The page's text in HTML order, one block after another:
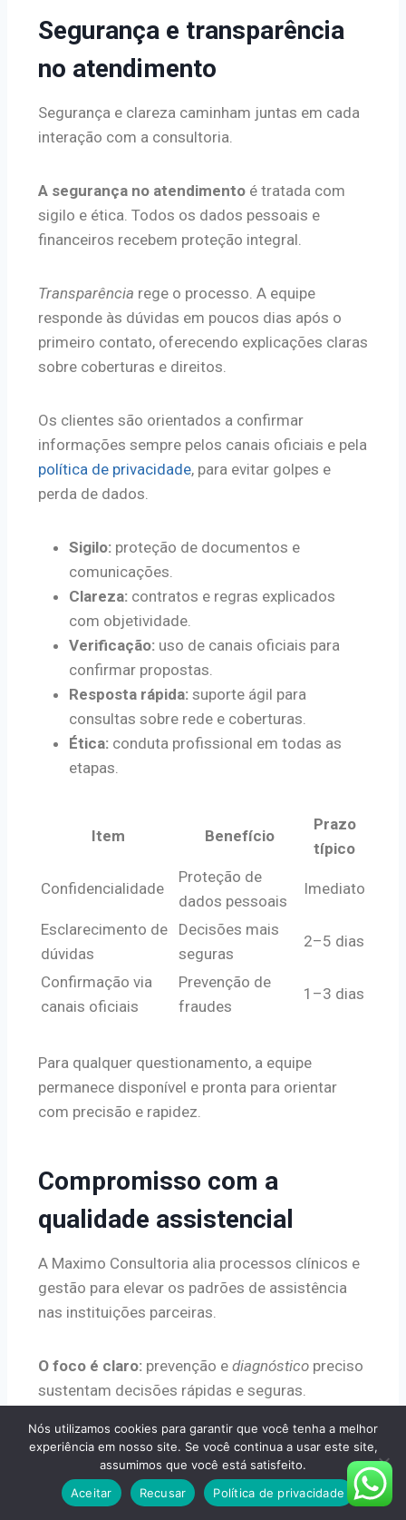
Segurança e transparência
no atendimento
Segurança e clareza caminham juntas em cada
interação com a consultoria.
A segurança no atendimento é tratada com
sigilo e ética. Todos os dados pessoais e
financeiros recebem proteção integral.
Transparência rege o processo. A equipe
responde às dúvidas em poucos dias após o
primeiro contato, oferecendo explicações claras
sobre coberturas e direitos.
Os clientes são orientados a confirmar
informações sempre pelos canais oficiais e pela
política de privacidade, para evitar golpes e
perda de dados.
Sigilo: proteção de documentos e
comunicações.
Clareza: contratos e regras explicados
com objetividade.
Verificação: uso de canais oficiais para
confirmar propostas.
Resposta rápida: suporte ágil para
consultas sobre rede e coberturas.
Ética: conduta profissional em todas as
etapas.
Item Benefício
Prazo
típico
Confidencialidade
Proteção de
dados pessoais
Imediato
Esclarecimento de
dúvidas
Decisões mais
seguras
2–5 dias
Confirmação via
canais oficiais
Prevenção de
fraudes
1–3 dias
Para qualquer questionamento, a equipe
permanece disponível e pronta para orientar
com precisão e rapidez.
Compromisso com a
qualidade assistencial
A Maximo Consultoria alia processos clínicos e
gestão para elevar os padrões de assistência
nas instituições parceiras.
O foco é claro: prevenção e diagnóstico preciso
sustentam decisões rápidas e seguras.
Cada paciente recebe atenção de umaequipe
multidisciplinar. Os protocolos detratamento
seguem práticas internacionais e são revisados
Nós utilizamos cookies para garantir que você tenha a melhor
experiência em nosso site. Se você continua a usar este site,
assumimos que você está satisfeito.
Aceitar
Recusar Política de privacidade